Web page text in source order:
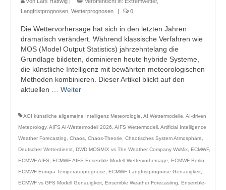
Langfristprognosen Wetterprognosen | 0
Die Wettervorhersage hat sich in den letzten Jahren
dramatisch verändert. Während klassische Verfahren wie
MOS (Model Output Statistics) jahrzehntelang die
Grundlage bildeten, dominieren heute hybride Systeme,
die künstliche Intelligenz mit bewährten meteorologischen
Methoden kombinieren. Dieser Artikel blickt auf den
aktuellen … Weiter
AGI künstliche allgemeine Intelligenz Meteorologie AI Wettermodelle AI-driven
Meteorology, AIFS AI-Wettermodell 2026 AIFS Wettermodell Artificial Intelligence
Weather Forecasting
Chaos Chaos-Theorie Chaotisches System Atmosphäre
Deutscher Wetterdienst DWD MOSMIX vs The Weather Company WxMix ECMWF,
ECMWF AIFS
ECMWF AIFS Ensemble-Modell Wettervorhersage ECMWF Berlin
ECMWF Europa Temperaturprognose
ECMWF Langfristprognose Genauigkeit
ECMWF vs GFS Modell Genauigkeit Ensemble Weather Forecasting Ensemble-